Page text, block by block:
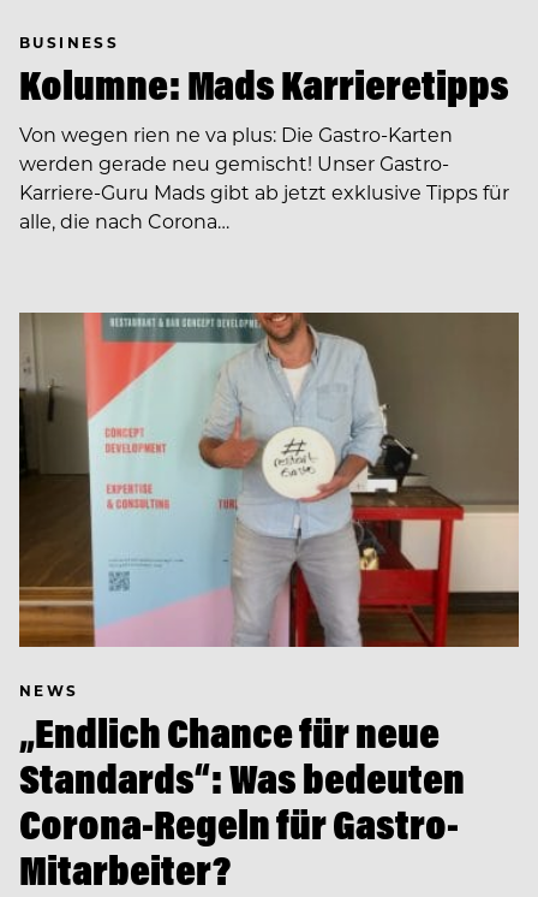
BUSINESS
Kolumne: Mads Karrieretipps
Von wegen rien ne va plus: Die Gastro-Karten
werden gerade neu gemischt! Unser Gastro-
Karriere-Guru Mads gibt ab jetzt exklusive Tipps für
alle, die nach Corona…
NEWS
„Endlich Chance für neue
Standards“: Was bedeuten
Corona-Regeln für Gastro-
Mitarbeiter?